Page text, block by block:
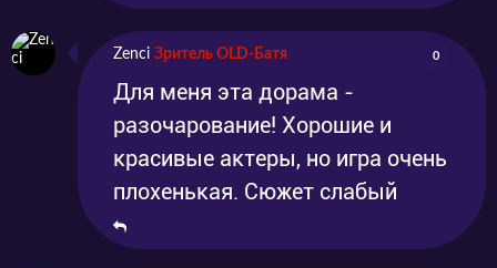
Zenci Зритель OLD-Батя 0
Для меня эта дорама -
разочарование! Хорошие и
красивые актеры, но игра очень
плохенькая. Сюжет слабый